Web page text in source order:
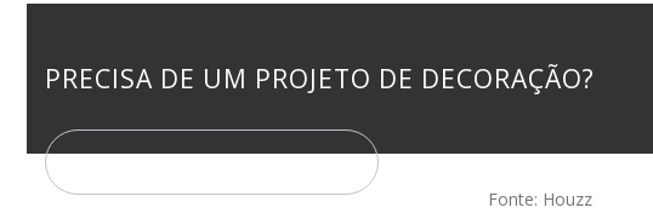
PRECISA DE UM PROJETO DE DECORAÇÃO?
Fonte: Houzz